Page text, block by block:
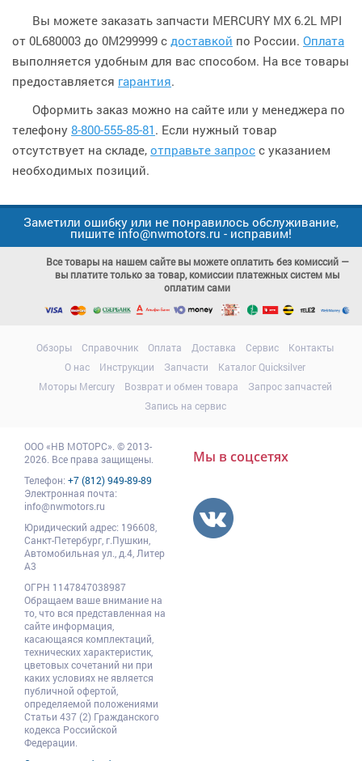
Вы можете заказать запчасти MERCURY MX 6.2L MPI
от 0L680003 до 0M299999 с доставкой по России. Оплата
выполняется удобным для вас способом. На все товары
предоставляется гарантия.
Оформить заказ можно на сайте или у менеджера по
телефону 8-800-555-85-81 . Если нужный товар
отсутствует на складе, отправьте запрос с указанием
необходимых позиций.
Заметили ошибку или не понравилось обслуживание,
пишите info@nwmotors.ru - исправим!
Все товары на нашем сайте вы можете оплатить без комиссий —
вы платите только за товар, комиссии платежных систем мы
оплатим сами
Обзоры Справочник Оплата Доставка Сервис
Контакты
О нас
Инструкции Запчасти
Каталог Quicksilver
Моторы Mercury
Возврат и обмен товара
Запрос запчастей
Запись на сервис
ООО«НВ МОТОРС» © 2013-
2026. Все права защищены.
Телефон: +7 (812) 949-89-89
Электронная почта:
info@nwmotors.ru
Юридический адрес: 196608
Санкт-Петербург, г.Пушкин
Автомобильная ул., д.4, Литер
А3
ОГРН 1147847038987
Обращаем ваше внимание на
то, что вся представленная на
сайте информация,
касающаяся комплектаций,
технических характеристик,
цветовых сочетаний ни при
каких условиях не является
публичной офертой,
определяемой положениями
Статьи 437 (2) Гражданского
кодекса Российской
Федерации.
Мы в соцсетях